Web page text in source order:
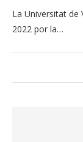
La Universitat de
2022 por la…